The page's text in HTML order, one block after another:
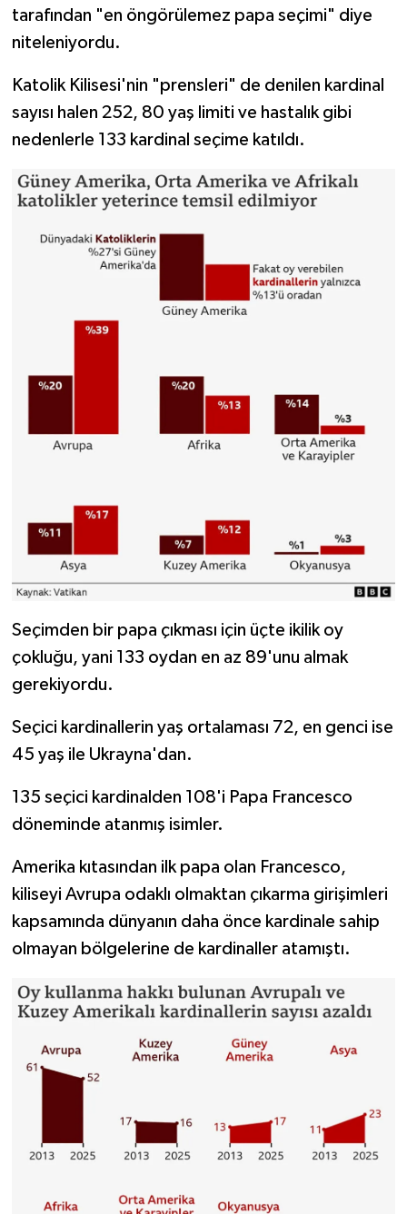
tarafından "en öngörülemez papa seçimi" diye
niteleniyordu.
Katolik Kilisesi'nin "prensleri" de denilen kardinal
sayısı halen 252, 80 yaş limiti ve hastalık gibi
nedenlerle 133 kardinal seçime katıldı.
Seçimden bir papa çıkması için üçte ikilik oy
çokluğu, yani 133 oydan en az 89'unu almak
gerekiyordu.
Seçici kardinallerin yaş ortalaması 72, en genci ise
45 yaş ile Ukrayna'dan.
135 seçici kardinalden 108'i Papa Francesco
döneminde atanmış isimler.
Amerika kıtasından ilk papa olan Francesco,
kiliseyi Avrupa odaklı olmaktan çıkarma girişimleri
kapsamında dünyanın daha önce kardinale sahip
olmayan bölgelerine de kardinaller atamıştı.